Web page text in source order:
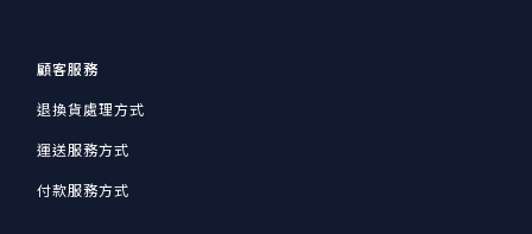
顧客服務
退換貨處理方式
運送服務方式
付款服務方式